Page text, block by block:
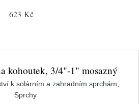
623 Kč
kohoutek, 3/4"-1" mosazný
k solárním a zahradním sprchám
Sprchy